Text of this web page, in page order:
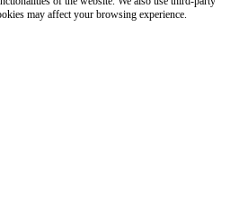
may affect your browsing experience.